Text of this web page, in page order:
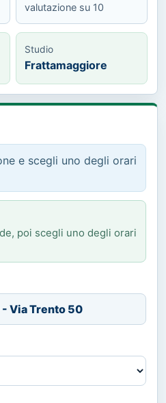
valutazione su 10
Studio
Frattamaggiore
e scegli uno degli orari
poi scegli uno degli orari
Via Trento 50